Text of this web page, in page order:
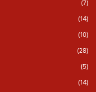
(7)
(14)
(10)
(28)
(5)
(14)